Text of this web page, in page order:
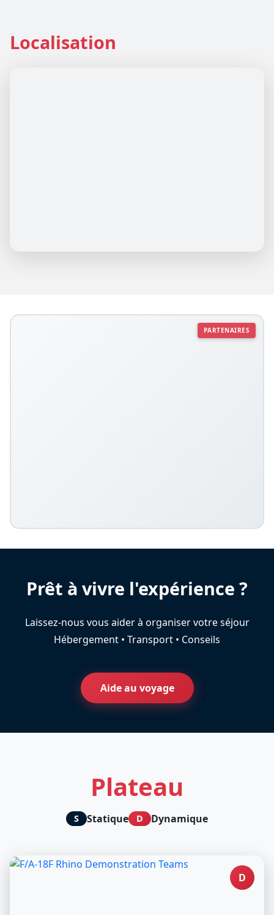
Localisation
PARTENAIRES
Prêt à vivre l'expérience ?
Laissez-nous vous aider à organiser votre séjour
Hébergement • Transport • Conseils
Aide au voyage
Plateau
S Statique D Dynamique
D